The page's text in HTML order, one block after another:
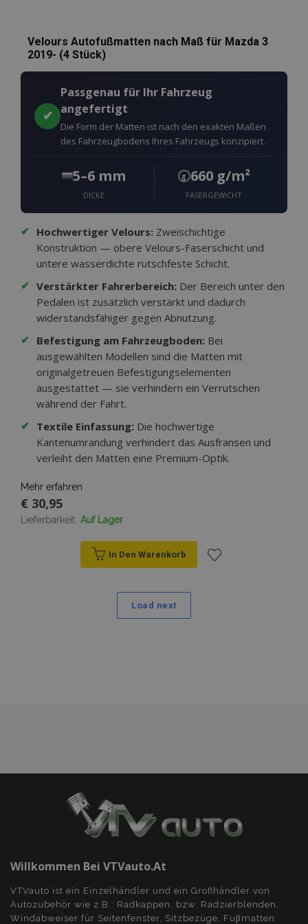
Velours Autofußmatten nach Maß für Mazda 3
2019- (4 Stück)
✔
Passgenau für Ihr Fahrzeug
angefertigt
Die Form der Matten ist nach den exakten Maßen
des Fahrzeugbodens Ihres Fahrzeugs konzipiert.
5–6 mm
DICKE
g 660 g/m²
FASERGEWICHT
✔ Hochwertiger Velours: Zweischichtige
Konstruktion — obere Velours-Faserschicht und
untere wasserdichte rutschfeste Schicht.
✔ Verstärkter Fahrerbereich: Der Bereich unter den
Pedalen ist zusätzlich verstärkt und dadurch
widerstandsfähiger gegen Abnutzung.
✔ Befestigung am Fahrzeugboden: Bei
ausgewählten Modellen sind die Matten mit
originalgetreuen Befestigungselementen
ausgestattet — sie verhindern ein Verrutschen
während der Fahrt.
✔ Textile Einfassung: Die hochwertige
Kantenumrandung verhindert das Ausfransen und
verleiht den Matten eine Premium-Optik.
Mehr erfahren
€ 30,95
Lieferbarkeit: Auf Lager
In Den Warenkorb
Load next
Willkommen Bei VTVauto.at
VTVauto ist ein Einzelhändler und ein Großhändler von
Autozubehör wie z.B.: Radkappen, bzw. Radzierblenden,
Windabweiser für Seitenfenster, Sitzbezüge, Fuβmatten